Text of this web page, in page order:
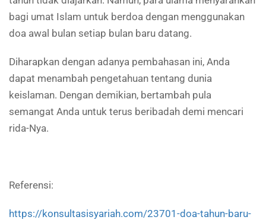
bagi umat Islam untuk berdoa dengan menggunakan
doa awal bulan setiap bulan baru datang.
Diharapkan dengan adanya pembahasan ini, Anda
dapat menambah pengetahuan tentang dunia
keislaman. Dengan demikian, bertambah pula
semangat Anda untuk terus beribadah demi mencari
rida-Nya.
Referensi:
https://konsultasisyariah.com/23701-doa-tahun-baru-